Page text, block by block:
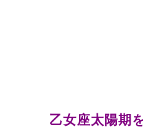
乙女座太陽期